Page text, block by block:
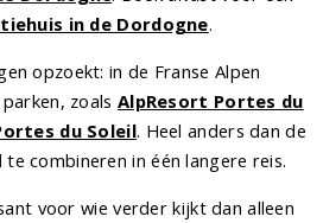
in de Dordogne.
opzoekt: in de Franse Alpen
zoals AlpResort Portes du
du Soleil. Heel anders dan de
combineren in één langere reis.
voor wie verder kijkt dan alleen